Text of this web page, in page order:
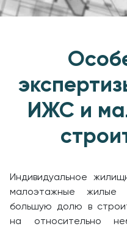
ИЖС и
Индивидуальное
малоэтажные жилые
большую долю в
на относительно